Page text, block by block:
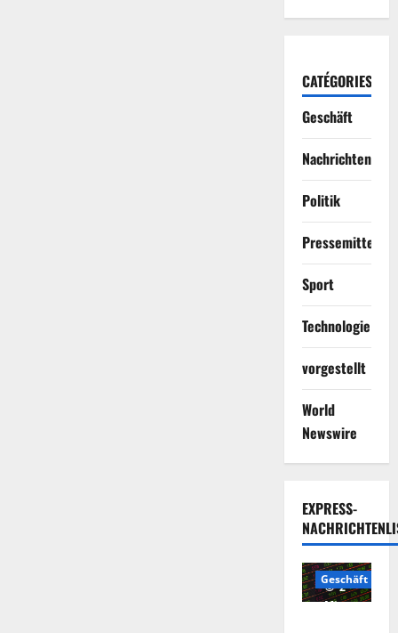
CATÉGORIES
Geschäft
Nachrichten
Politik
Sport
Technologie
vorgestellt
World
Newswire
EXPRESS-
2
Minuten
Geschäft